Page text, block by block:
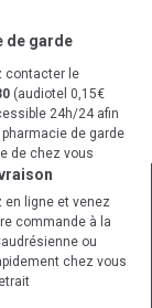
de garde
contacter le
(audiotel 0,15€
24h/24 afin
de garde
de chez vous
en ligne et venez
commande à la
ou
chez vous